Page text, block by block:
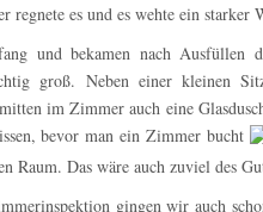
regnete es und es wehte ein
und bekamen nach Ausfüllen
groß. Neben einer kleinen
im Zimmer auch eine
bevor man ein Zimmer bucht
Raum. Das wäre auch zuviel des
gingen wir auch